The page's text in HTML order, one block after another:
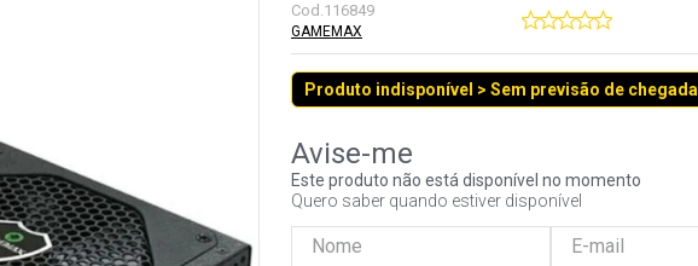
Cod.116849
GAMEMAX
Produto indisponível > Sem previsão de chegada
Este produto não está disponível no momento
Quero saber quando estiver disponível